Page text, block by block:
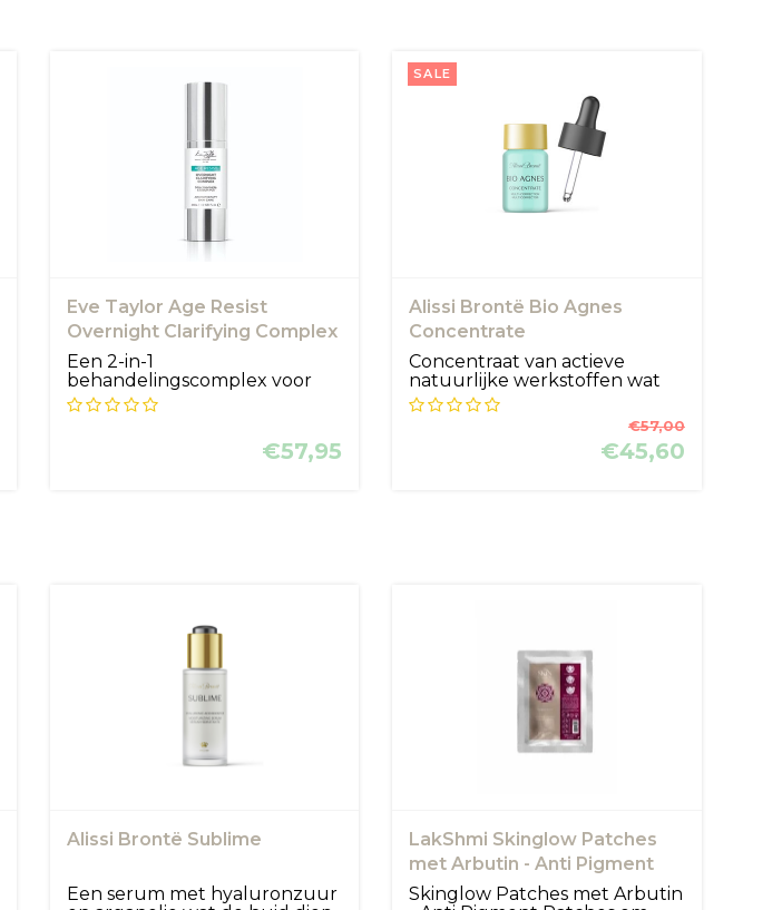
Eve Taylor Age Resist
Overnight Clarifying Complex
Een 2-in-1
behandelingscomplex voor
het verminderen van grov...
€57,95
SALE
Alissi Brontë Bio Agnes
Concentrate
Concentraat van actieve
natuurlijke werkstoffen wat
helpt om...
€57,00
€45,60
Alissi Brontë Sublime
Een serum met hyaluronzuur
LakShmi Skinglow Patches
met Arbutin - Anti Pigment
Patches
Skinglow Patches met Arbutin